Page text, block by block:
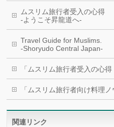
ムスリム旅行者受入の心得
-ようこそ昇龍道へ-
Travel Guide for Muslims.
-Shoryudo Central Japan-
「ムスリム旅行者受入の心
「ムスリム旅行者向け料理
関連リンク